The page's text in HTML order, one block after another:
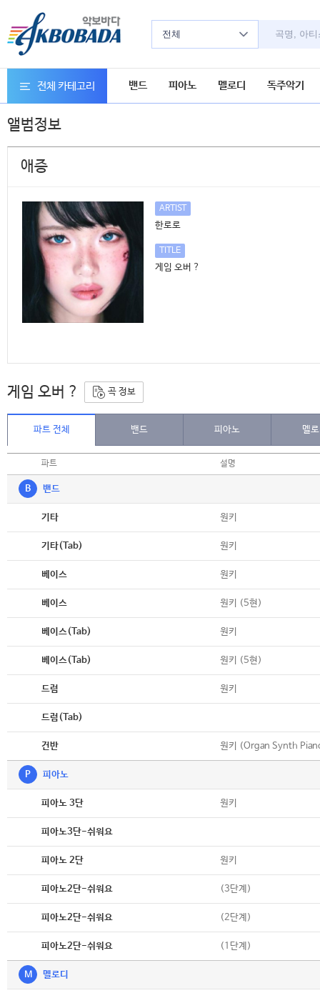
전체
전체 카테고리 밴드 피아노 멜로디 독주악기
앨범정보
애증
ARTIST
한로로
TITLE
게임 오버 ?
게임 오버 ? 곡 정보
파트 전체 밴드 피아노 멜
파트 설명
B 밴드
기타 원키
기타(Tab) 원키
베이스 원키
베이스 원키 (5현)
베이스(Tab) 원키
베이스(Tab) 원키 (5현)
드럼 원키
드럼(Tab)
건반 원키 (Organ Synth
P 피아노
피아노 3단 원키
피아노3단-쉬워요
피아노 2단 원키
피아노2단-쉬워요 (3단계)
피아노2단-쉬워요 (2단계)
피아노2단-쉬워요 (1단계)
M 멜로디